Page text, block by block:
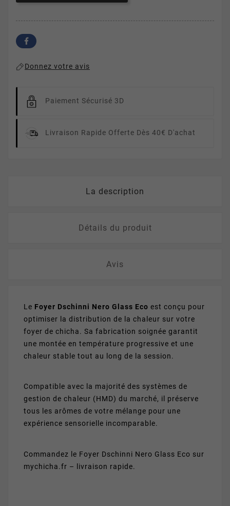
Donnez votre avis
Paiement Sécurisé 3D
Livraison Rapide Offerte Dès 40€ D'achat
La description
Détails du produit
Avis
Le Foyer Dschinni Nero Glass Eco est conçu pour
optimiser la distribution de la chaleur sur votre
foyer de chicha. Sa fabrication soignée garantit
une montée en température progressive et une
chaleur stable tout au long de la session.
Compatible avec la majorité des systèmes de
gestion de chaleur (HMD) du marché, il préserve
tous les arômes de votre mélange pour une
expérience sensorielle incomparable.
Commandez le Foyer Dschinni Nero Glass Eco sur
mychicha.fr – livraison rapide.